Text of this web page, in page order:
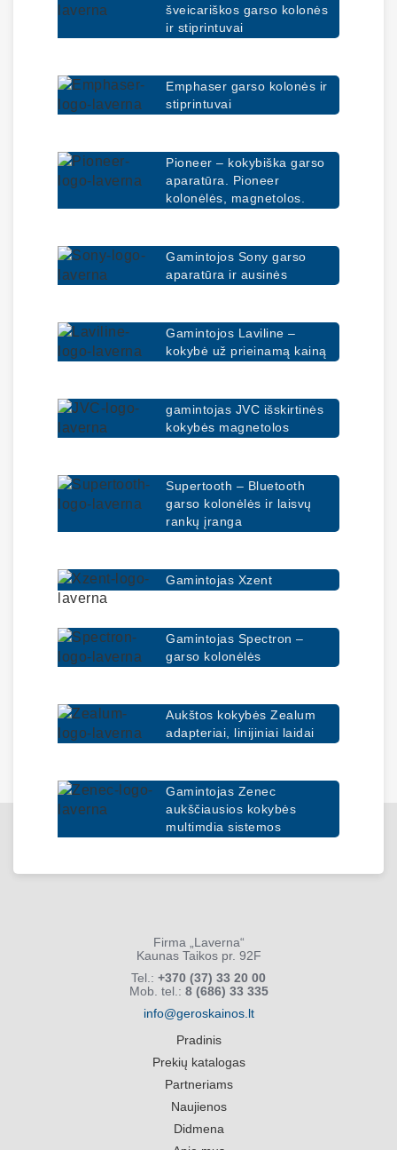
šveicariškos garso kolonės
ir stiprintuvai
Emphaser garso kolonės ir
stiprintuvai
Pioneer – kokybiška garso
aparatūra. Pioneer
kolonėlės, magnetolos.
Gamintojos Sony garso
aparatūra ir ausinės
Gamintojos Laviline –
kokybė už prieinamą kainą
gamintojas JVC išskirtinės
kokybės magnetolos
Supertooth – Bluetooth
garso kolonėlės ir laisvų
rankų įranga
Gamintojas Xzent
Gamintojas Spectron –
garso kolonėlės
Aukštos kokybės Zealum
adapteriai, linijiniai laidai
Gamintojas Zenec
aukščiausios kokybės
multimdia sistemos
Firma „Laverna“
Kaunas Taikos pr. 92F
Tel.: +370 (37) 33 20 00
Mob. tel.: 8 (686) 33 335
info@geroskainos.lt
Pradinis
Prekių katalogas
Partneriams
Naujienos
Didmena